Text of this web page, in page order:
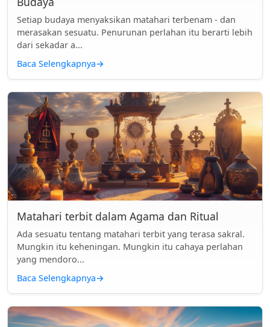
Setiap budaya menyaksikan matahari terbenam - dan
merasakan sesuatu. Penurunan perlahan itu berarti lebih
dari sekadar a...
Baca Selengkapnya→
Matahari terbit dalam Agama dan Ritual
Ada sesuatu tentang matahari terbit yang terasa sakral.
Mungkin itu keheningan. Mungkin itu cahaya perlahan
yang mendoro...
Baca Selengkapnya→